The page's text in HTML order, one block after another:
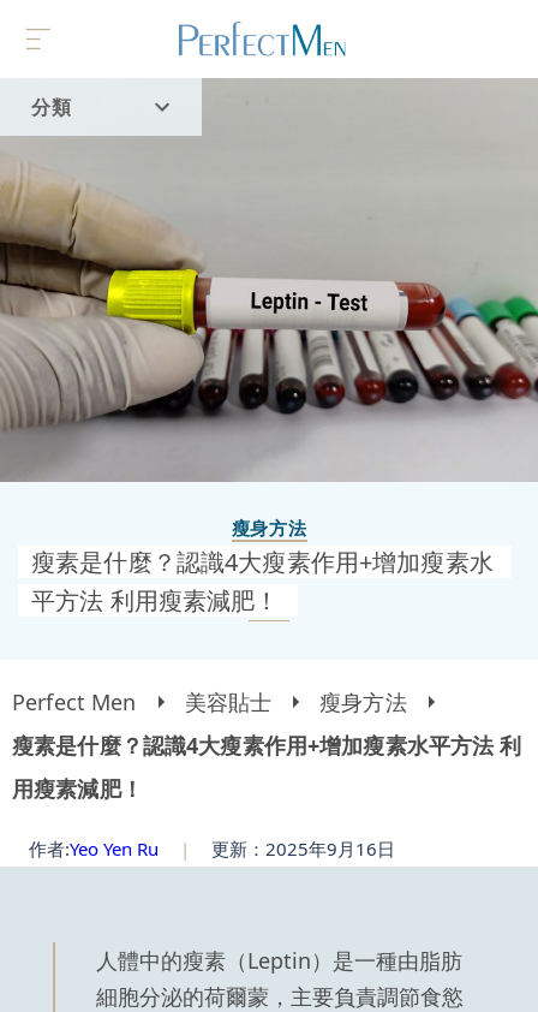
分類
首頁
流行趨勢
瘦身方法
瘦素是什麼？認識4大瘦素作用+增加瘦素水
平方法 利用瘦素減肥！
Perfect Men 美容貼士
瘦身方法
瘦素是什麼？認識4大瘦素作用+增加瘦素水平方法 利
用瘦素減肥！
作者:Yeo Yen Ru | 更新：2025年9月16日
人體中的瘦素（Leptin）是一種由脂肪
細胞分泌的荷爾蒙，主要負責調節食慾